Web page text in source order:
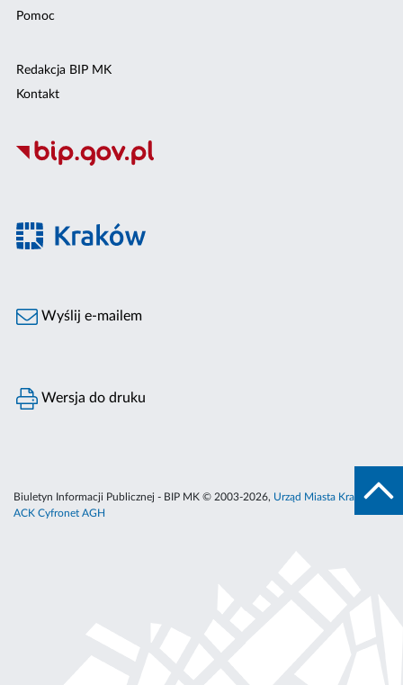
Pomoc
Redakcja BIP MK
Kontakt
Wyślij e-mailem
Wersja do druku
Biuletyn Informacji Publicznej - BIP MK © 2003-2026, Urząd Miasta Krakowa
ACK Cyfronet AGH